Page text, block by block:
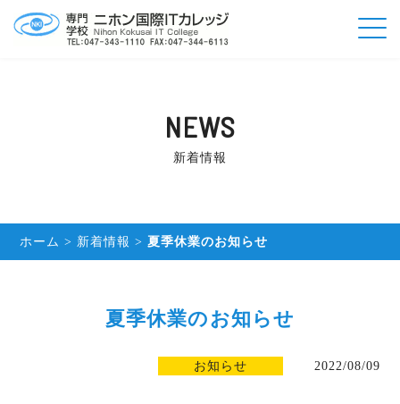
NEWS
新着情報
ホーム 新着情報 夏季休業のお知らせ
夏季休業のお知らせ
お知らせ 2022/08/09